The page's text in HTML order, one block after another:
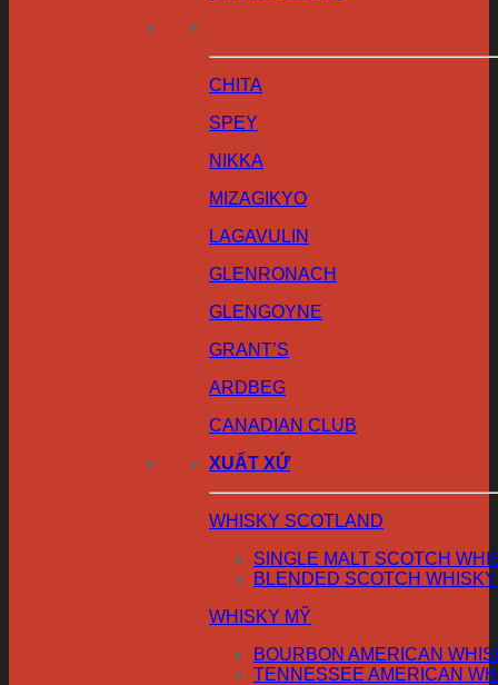
CHITA
SPEY
NIKKA
MIZAGIKYO
LAGAVULIN
GLENRONACH
GLENGOYNE
GRANT’S
ARDBEG
CANADIAN CLUB
XUẤT XỨ
WHISKY SCOTLAND
SINGLE MALT SCOTCH
BLENDED SCOTCH WHISKY
WHISKY MỸ
BOURBON AMERICAN
TENNESSEE AMERICAN